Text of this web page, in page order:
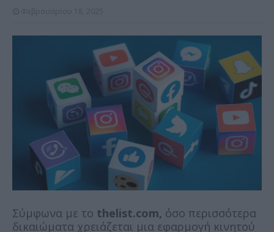
Σύμφωνα με το thelist.com, όσο περισσότερα
δικαιώματα χρειάζεται μια εφαρμογή κινητού